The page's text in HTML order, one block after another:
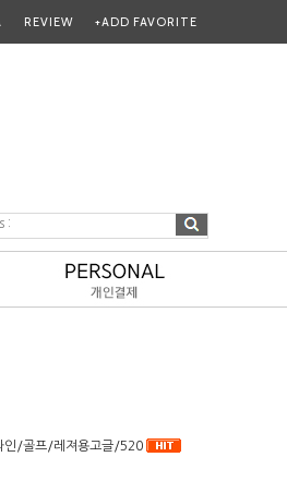
REVIEW +ADD FAVORITE
:
인/골프/레져용고글/520